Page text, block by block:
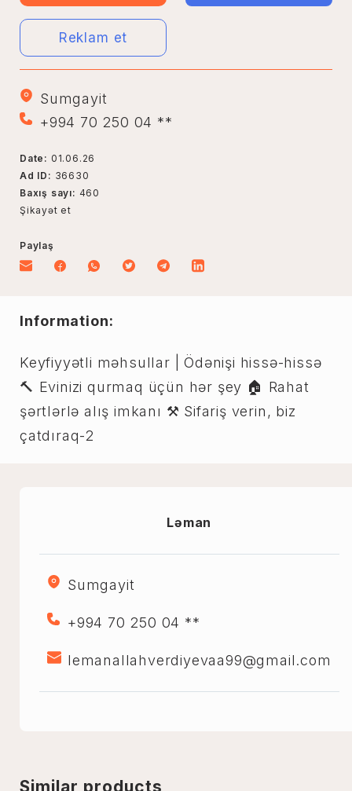
Reklam et
Sumgayit
+994 70 250 04 **
Date: 01.06.26
Ad ID: 36630
Baxış sayı: 460
Şikayət et
Paylaş
Information:
Keyfiyyətli məhsullar | Ödənişi hissə-hissə
🔨 Evinizi qurmaq üçün hər şey 🏠 Rahat
şərtlərlə alış imkanı ⚒️ Sifariş verin, biz
çatdıraq-2
Ləman
Sumgayit
+994 70 250 04 **
lemanallahverdiyevaa99@gmail.com
Similar products